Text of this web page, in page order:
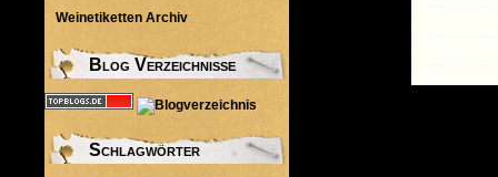
Weinetiketten Archiv
Blog Verzeichnisse
Schlagwörter